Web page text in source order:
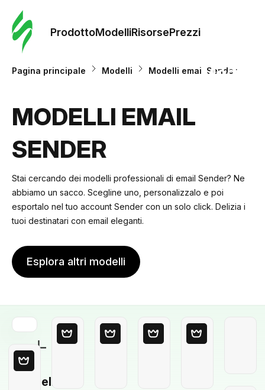
ProdottoModelliRisorsePrezzi
Modelli
Pagina principale Modelli Modelli email Sender
MODELLI EMAIL
SENDER
Stai cercando dei modelli professionali di email Sender? Ne
abbiamo un sacco. Scegline uno, personalizzalo e poi
esportalo nel tuo account Sender con un solo click. Delizia i
tuoi destinatari con email eleganti.
Esplora altri modelli
Modello